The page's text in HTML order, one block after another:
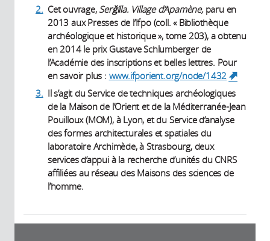
2. Cet ouvrage, Serǧilla. Village d’Apamène,paru en
2013 aux Presses de l’Ifpo (coll. « Bibliothèque
archéologique et historique », tome 203), a obtenu
en 2014 le prix Gustave Schlumberger de
l’Académie des inscriptions et belles lettres. Pour
en savoir plus : www.ifporient.org/node/1432
3. Il s’agit du Service de techniques archéologiques
de la Maison de l’Orient et de la Méditerranée-Jean
Pouilloux (MOM), à Lyon, et du Service d’analyse
des formes architecturales et spatiales du
laboratoire Archimède, à Strasbourg, deux
services d’appui à la recherche d’unités du CNRS
affiliées au réseau des Maisons des sciences de
l’homme.